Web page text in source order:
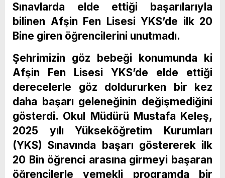
Sınavlarda elde ettiği başarılarıyla
bilinen Afşin Fen Lisesi YKS’de ilk 20
Bine giren öğrencilerini unutmadı.
Şehrimizin göz bebeği konumunda ki
Afşin Fen Lisesi YKS’de elde ettiği
derecelerle göz doldururken bir kez
daha başarı geleneğinin değişmediğini
gösterdi. Okul Müdürü Mustafa Keleş,
2025 yılı Yükseköğretim Kurumları
(YKS) Sınavında başarı göstererek ilk
20 Bin öğrenci arasına girmeyi başaran
öğrencilerle yemekli programda bir